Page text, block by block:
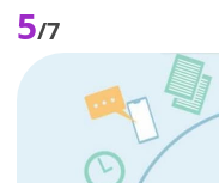
5/7